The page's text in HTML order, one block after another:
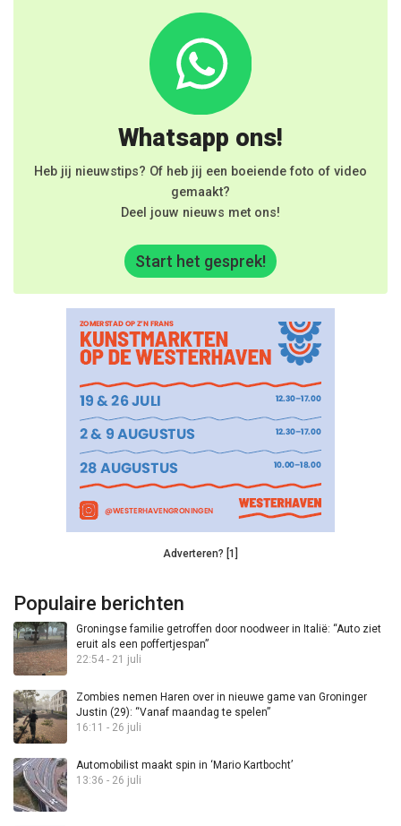
Whatsapp ons!
Heb jij nieuwstips? Of heb jij een boeiende foto of video
gemaakt?
Deel jouw nieuws met ons!
Start het gesprek!
Adverteren? [1]
Populaire berichten
Groningse familie getroffen door noodweer in Italië: “Auto ziet
eruit als een poffertjespan”
22:54 - 21 juli
Zombies nemen Haren over in nieuwe game van Groninger
Justin (29): “Vanaf maandag te spelen”
16:11 - 26 juli
Automobilist maakt spin in ‘Mario Kartbocht’
13:36 - 26 juli